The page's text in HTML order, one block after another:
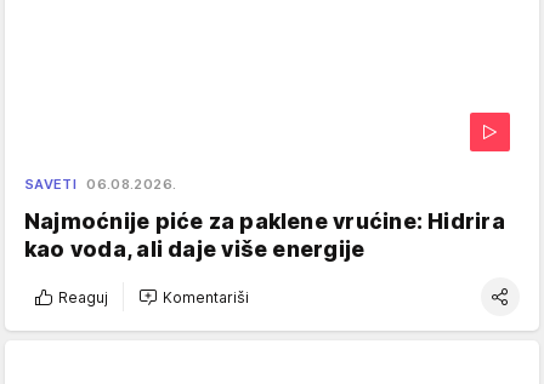
SAVETI 06.08.2026.
Najmoćnije piće za paklene vrućine: Hidrira
kao voda, ali daje više energije
Reaguj Komentariši